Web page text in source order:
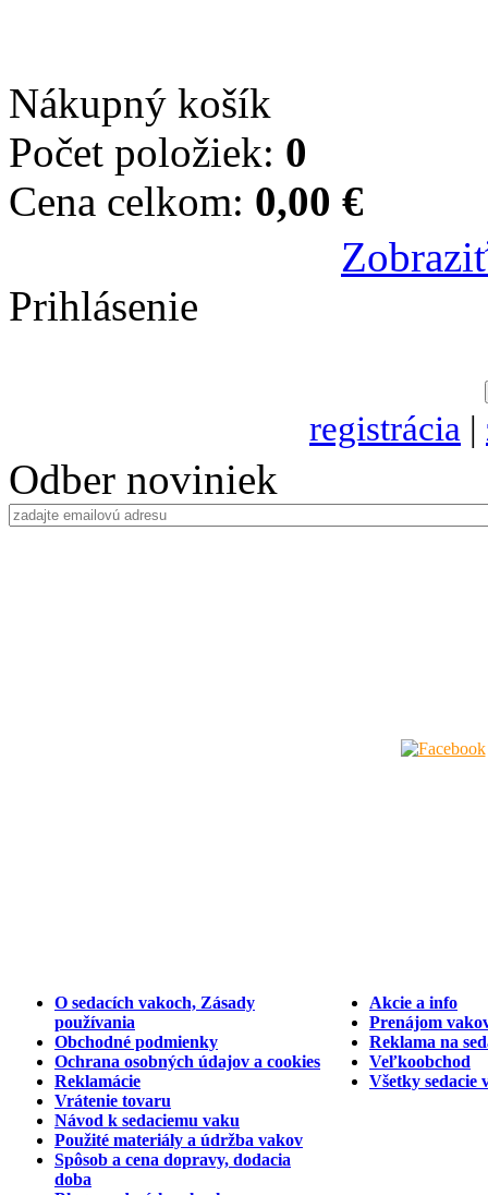
Nákupný košík
Počet položiek: 0
Cena celkom: 0,00 €
Prihlásenie
registrácia |
Odber noviniek
O sedacích vakoch, Zásady
používania
Obchodné podmienky
Ochrana osobných údajov a cookies
Reklamácie
Vrátenie tovaru
Návod k sedaciemu vaku
Použité materiály a údržba vakov
Spôsob a cena dopravy, dodacia
doba
Akcie a info
Prenájom
Reklama na
Veľkoobchod
Všetky sedacie